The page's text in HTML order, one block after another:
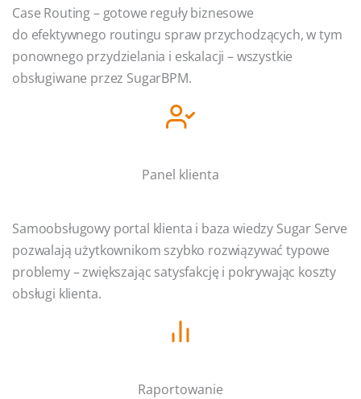
Case Routing – gotowe reguły biznesowe
do efektywnego routingu spraw przychodzących, w tym
ponownego przydzielania i eskalacji – wszystkie
obsługiwane przez SugarBPM.
Panel klienta
Samoobsługowy portal klienta i baza wiedzy Sugar Serve
pozwalają użytkownikom szybko rozwiązywać typowe
problemy – zwiększając satysfakcję i pokrywając koszty
obsługi klienta.
Raportowanie